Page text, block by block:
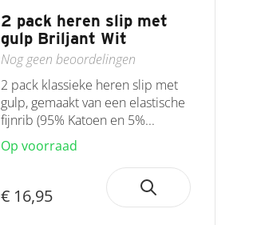
2 pack heren slip met
gulp Briljant Wit
Nog geen beoordelingen
2 pack klassieke heren slip met
gulp, gemaakt van een elastische
fijnrib (95% Katoen en 5%...
Op voorraad
€ 16,95